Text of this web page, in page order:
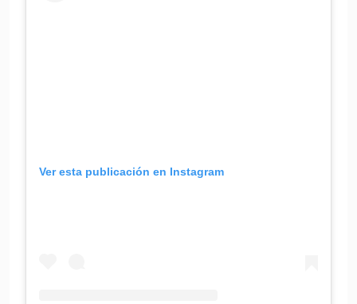
Ver esta publicación en Instagram